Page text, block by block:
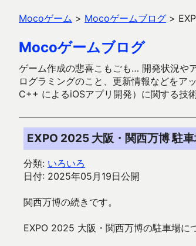
Mocoゲーム > Mocoゲームブログ >
Mocoゲームブログ
ゲーム作成の悲喜こもごも… 開発状況や
ログラミングのこと、更新情報などを
C++ によるiOSアプリ開発）に関する技
EXPO 2025 大阪・関西万博 駐
分類: いろいろ
日付: 2025年05月19日公開
関西万博の続きです。
EXPO 2025 大阪・関西万博の駐車場に